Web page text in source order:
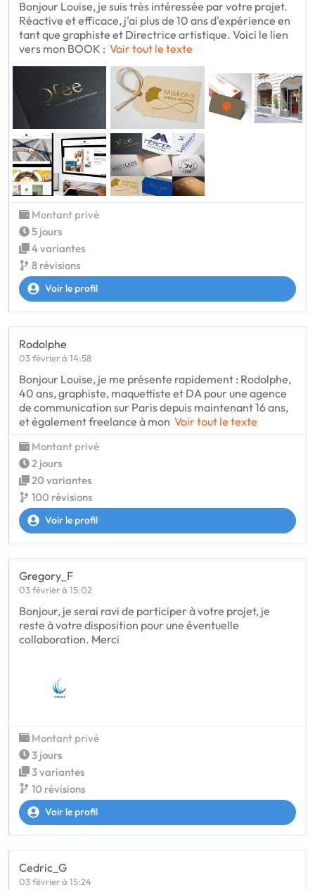
Bonjour Louise, je suis très intéressée par votre projet.
Réactive et efficace, j'ai plus de 10 ans d'expérience en
tant que graphiste et Directrice artistique. Voici le lien
vers mon BOOK : Voir tout le texte
Montant privé
5 jours
4 variantes
8 révisions
Voir le profil
Rodolphe
03 février à 14:58
Bonjour Louise, je me présente rapidement : Rodolphe,
40 ans, graphiste, maquettiste et DA pour une agence
de communication sur Paris depuis maintenant 16 ans,
et également freelance à mon Voir tout le texte
Montant privé
2 jours
20 variantes
100 révisions
Voir le profil
Gregory_F
03 février à 15:02
Bonjour, je serai ravi de participer à votre projet, je
reste à votre disposition pour une éventuelle
collaboration. Merci
Montant privé
3 jours
3 variantes
10 révisions
Voir le profil
Cedric_G
03 février à 15:24